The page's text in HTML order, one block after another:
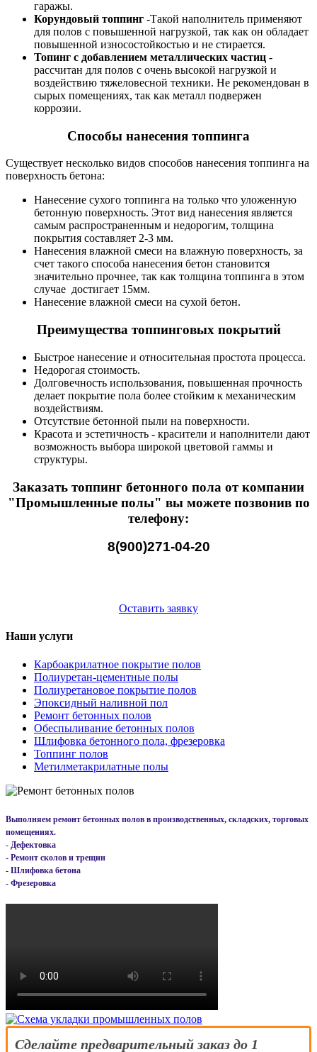
гаражы.
Корундовый топпинг -Такой наполнитель применяют
для полов с повышенной нагрузкой, так как он обладает
повышенной износостойкостью и не стирается.
Топинг с добавлением металлических частиц -
рассчитан для полов с очень высокой нагрузкой и
воздействию тяжеловесной техники. Не рекомендован в
сырых помещениях, так как металл подвержен
коррозии.
Способы нанесения топпинга
Существует несколько видов способов нанесения топпинга на
поверхность бетона:
Нанесение сухого топпинга на только что уложенную
бетонную поверхность. Этот вид нанесения является
самым распространенным и недорогим, толщина
покрытия составляет 2-3 мм.
Нанесения влажной смеси на влажную поверхность, за
счет такого способа нанесения бетон становится
значительно прочнее, так как толщина топпинга в этом
случае достигает 15мм.
Нанесение влажной смеси на сухой бетон.
Преимущества топпинговых покрытий
Быстрое нанесение и относительная простота процесса.
Недорогая стоимость.
Долговечность использования, повышенная прочность
делает покрытие пола более стойким к механическим
воздействиям.
Отсутствие бетонной пыли на поверхности.
Красота и эстетичность - красители и наполнители дают
возможность выбора широкой цветовой гаммы и
структуры.
Заказать топпинг бетонного пола от компании
"Промышленные полы" вы можете позвонив по
телефону:
8(900)271-04-20
Оставить заявку
Наши услуги
Карбоакрилатное покрытие полов
Полиуретан-цементные полы
Полиуретановое покрытие полов
Эпоксидный наливной пол
Ремонт бетонных полов
Обеспыливание бетонных полов
Шлифовка бетонного пола, фрезеровка
Топпинг полов
Метилметакрилатные полы
Выполняем ремонт бетонных полов в производственных, складских, торговых
помещениях.
- Дефектовка
- Ремонт сколов и трещин
- Шлифовка бетона
- Фрезеровка
Сделайте предварительный заказ до 1